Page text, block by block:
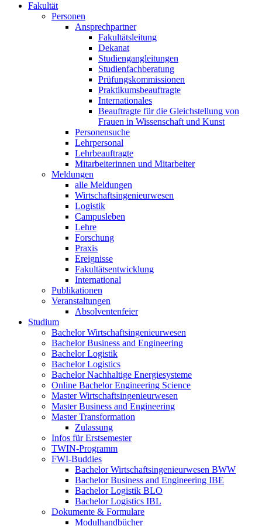
Fakultät
Personen
Ansprechpartner
Fakultätsleitung
Dekanat
Studiengangleitungen
Studienfachberatung
Prüfungskommissionen
Praktikumsbeauftragte
Internationales
Beauftragte für die Gleichstellung von
Frauen in Wissenschaft und Kunst
Personensuche
Lehrpersonal
Lehrbeauftragte
Mitarbeiterinnen und Mitarbeiter
Meldungen
alle Meldungen
Wirtschaftsingenieurwesen
Logistik
Campusleben
Lehre
Forschung
Praxis
Ereignisse
Fakultätsentwicklung
International
Publikationen
Veranstaltungen
Absolventenfeier
Studium
Bachelor Wirtschaftsingenieurwesen
Bachelor Business and Engineering
Bachelor Logistik
Bachelor Logistics
Bachelor Nachhaltige Energiesysteme
Online Bachelor Engineering Science
Master Wirtschaftsingenieurwesen
Master Business and Engineering
Master Transformation
Zulassung
Infos für Erstsemester
TWIN-Programm
FWI-Buddies
Bachelor Wirtschaftsingenieurwesen BWW
Bachelor Business and Engineering IBE
Bachelor Logistik BLO
Bachelor Logistics IBL
Dokumente & Formulare
Modulhandbücher